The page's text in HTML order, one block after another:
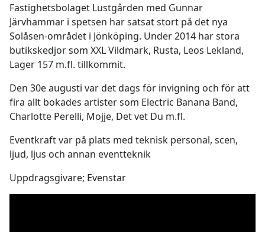
Fastighetsbolaget Lustgården med Gunnar
Järvhammar i spetsen har satsat stort på det nya
Solåsen-området i Jönköping. Under 2014 har stora
butikskedjor som XXL Vildmark, Rusta, Leos Lekland,
Lager 157 m.fl. tillkommit.
Den 30e augusti var det dags för invigning och för att
fira allt bokades artister som Electric Banana Band,
Charlotte Perelli, Mojje, Det vet Du m.fl.
Eventkraft var på plats med teknisk personal, scen,
ljud, ljus och annan eventteknik
Uppdragsgivare; Evenstar